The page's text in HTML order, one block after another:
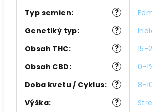
?
Typ semien:
?
Genetiký typ:
?
Obsah THC:
15-
?
Obsah CBD:
0-
?
Doba kvetu / Cyklus:
8-
?
Výška: